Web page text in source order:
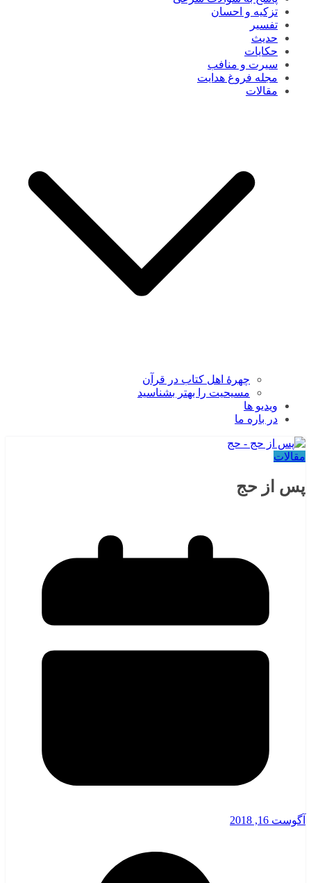
تزکیه و احسان
تفسیر
حدیث
حکایات
سیرت و منافب
مجله فروغ هدایت
مقالات
چهرۀ اهل کتاب در قرآن
مسیحیت را بهتر بشناسید
ویدیو ها
در باره ما
مقالات
پس از حج
آگوست 16, 2018